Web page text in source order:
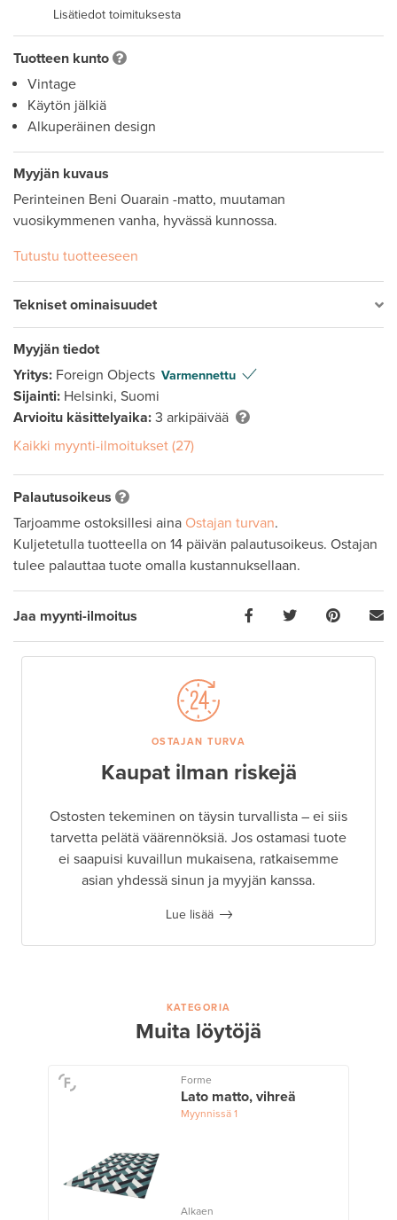
Lisätiedot toimituksesta
Tuotteen kunto
Vintage
Käytön jälkiä
Alkuperäinen design
Myyjän kuvaus
Perinteinen Beni Ouarain -matto, muutaman
vuosikymmenen vanha, hyvässä kunnossa.
Tutustu tuotteeseen
Tekniset ominaisuudet
Myyjän tiedot
Yritys: Foreign Objects Varmennettu
Sijainti: Helsinki, Suomi
Arvioitu käsittelyaika: 3 arkipäivää
Kaikki myynti-ilmoitukset (27)
Palautusoikeus
Tarjoamme ostoksillesi aina Ostajan turvan.
Kuljetetulla tuotteella on 14 päivän palautusoikeus. Ostajan
tulee palauttaa tuote omalla kustannuksellaan.
Jaa myynti-ilmoitus
OSTAJAN TURVA
Kaupat ilman riskejä
Ostosten tekeminen on täysin turvallista – ei siis
tarvetta pelätä väärennöksiä. Jos ostamasi tuote
ei saapuisi kuvaillun mukaisena, ratkaisemme
asian yhdessä sinun ja myyjän kanssa.
Lue lisää
KATEGORIA
Muita löytöjä
Forme
Lato matto, vihreä
Myynnissä1
Alkaen